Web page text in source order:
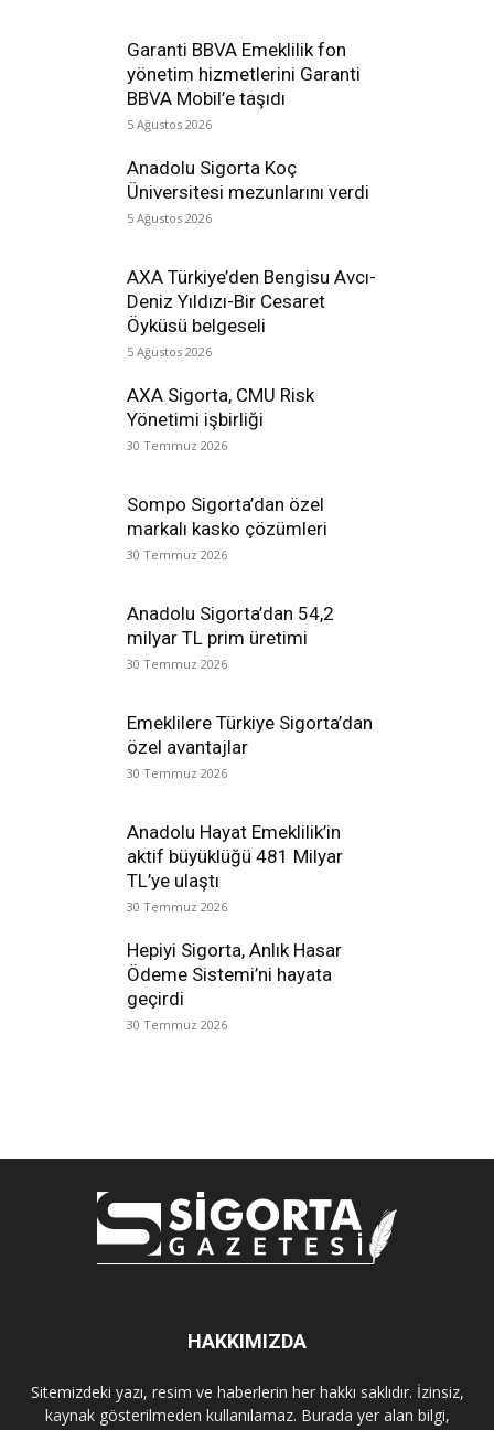
Garanti BBVA Emeklilik fon
yönetim hizmetlerini Garanti
BBVA Mobil’e taşıdı
5 Ağustos 2026
Anadolu Sigorta Koç
Üniversitesi mezunlarını verdi
5 Ağustos 2026
AXA Türkiye’den Bengisu Avcı-
Deniz Yıldızı-Bir Cesaret
Öyküsü belgeseli
5 Ağustos 2026
AXA Sigorta, CMU Risk
Yönetimi işbirliği
30 Temmuz 2026
Sompo Sigorta’dan özel
markalı kasko çözümleri
30 Temmuz 2026
Anadolu Sigorta’dan 54,2
milyar TL prim üretimi
30 Temmuz 2026
Emeklilere Türkiye Sigorta’dan
özel avantajlar
30 Temmuz 2026
Anadolu Hayat Emeklilik’in
aktif büyüklüğü 481 Milyar
TL’ye ulaştı
30 Temmuz 2026
Hepiyi Sigorta, Anlık Hasar
Ödeme Sistemi’ni hayata
geçirdi
30 Temmuz 2026
HAKKIMIZDA
Sitemizdeki yazı, resim ve haberlerin her hakkı saklıdır. İzinsiz,
kaynak gösterilmeden kullanılamaz. Burada yer alan bilgi,